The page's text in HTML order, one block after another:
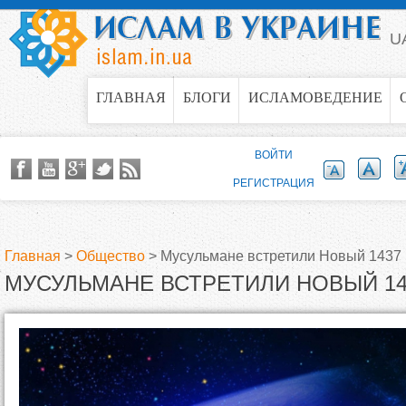
Jump to navigation
ГЛАВНАЯ БЛОГИ ИСЛАМОВЕДЕНИЕ
В
ы
Главная > Общество >Мусульмане встретили Новый 1437
МУСУЛЬМАНЕ ВСТРЕТИЛИ НОВЫЙ
ВОЙТИ
РЕГИСТРАЦИЯ